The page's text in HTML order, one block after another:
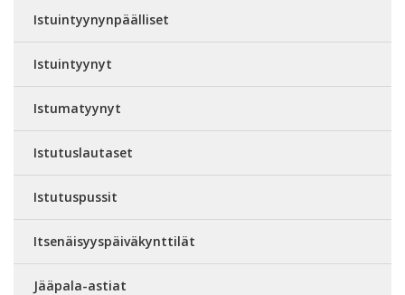
Istuintyynynpäälliset
Istuintyynyt
Istumatyynyt
Istutuslautaset
Istutuspussit
Itsenäisyyspäiväkynttilät
Jääpala-astiat